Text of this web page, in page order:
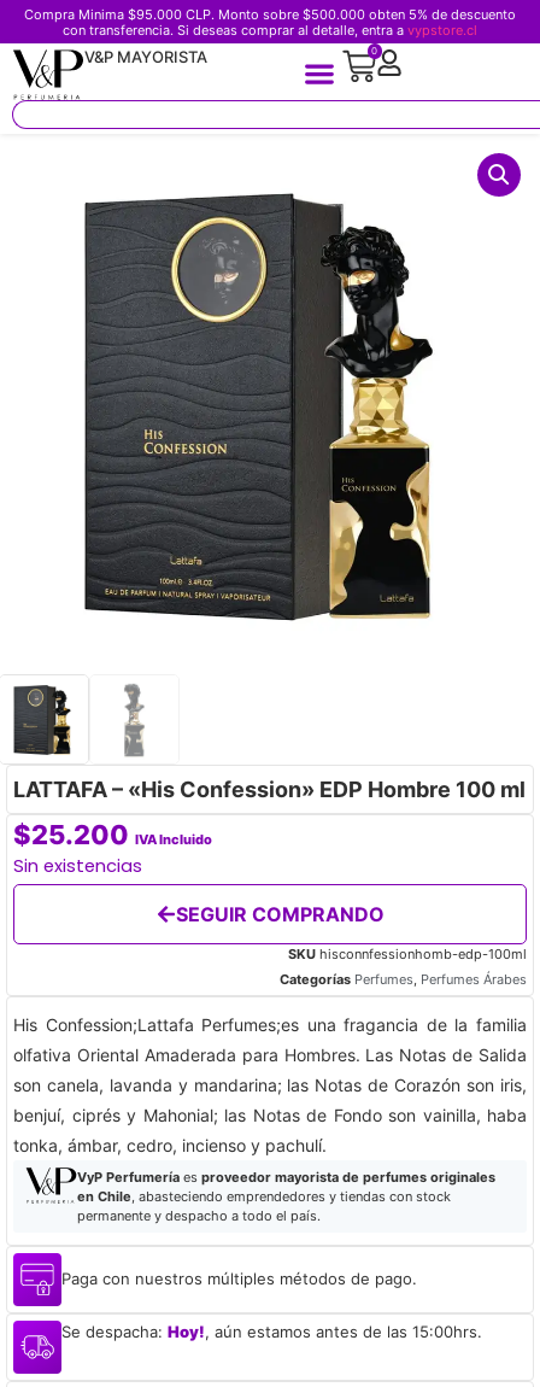
Compra Minima $95.000 CLP. Monto sobre $500.000 obten 5% de descuento
con transferencia. Si deseas comprar al detalle, entra a vypstore.cl
V&P MAYORISTA 0
LATTAFA – «His Confession» EDP Hombre 100 ml
$25.200 IVA Incluido
Sin existencias
SEGUIR COMPRANDO
SKU hisconnfessionhomb-edp-100ml
Categorías Perfumes, Perfumes Árabes
His Confession;Lattafa Perfumes;es una fragancia de la familia
olfativa Oriental Amaderada para Hombres. Las Notas de Salida
son canela, lavanda y mandarina; las Notas de Corazón son iris,
benjuí, ciprés y Mahonial; las Notas de Fondo son vainilla, haba
tonka, ámbar, cedro, incienso y pachulí.
VyP Perfumeríaes proveedor mayorista de perfumes originales
en Chile, abasteciendo emprendedores y tiendas con stock
permanente y despacho a todo el país.
Paga con nuestros múltiples métodos de pago.
Se despacha: Hoy!, aún estamos antes de las 15:00hrs.